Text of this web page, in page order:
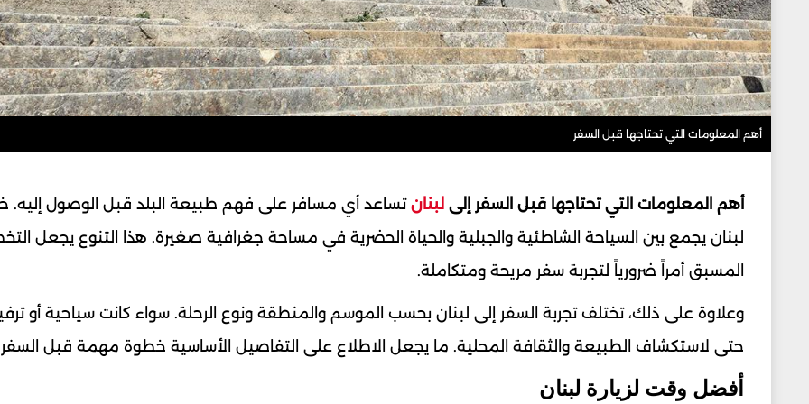
أهم المعلومات التي تحتاجها قبل السفر
أهم المعلومات التي تحتاجها قبل السفر إلى لبنان تساعد أي مسافر على فهم طبيعة البلد قبل الوصول إليه.
لبنان يجمع بين السياحة الشاطئية والجبلية والحياة الحضرية في مساحة جغرافية صغيرة. هذا التنوع يجعل
المسبق أمراً ضرورياً لتجربة سفر مريحة ومتكاملة.
وعلاوة على ذلك، تختلف تجربة السفر إلى لبنان بحسب الموسم والمنطقة ونوع الرحلة. سواء كانت سياحية أو
حتى لاستكشاف الطبيعة والثقافة المحلية. ما يجعل الاطلاع على التفاصيل الأساسية خطوة مهمة قبل
أفضل وقت لزيارة لبنان